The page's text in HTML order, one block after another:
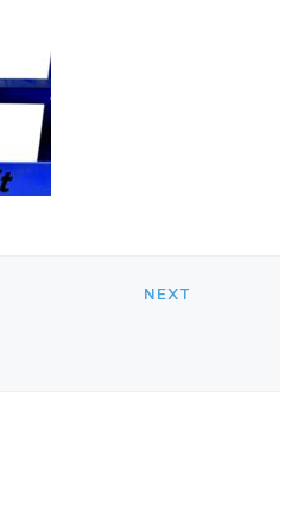
NEXT